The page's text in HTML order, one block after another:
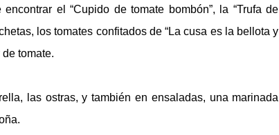
el “Cupido de tomate bombón”, la “Trufa de
los tomates confitados de “La cusa es la bellota y
tomate.
las ostras, y también en ensaladas, una marinada